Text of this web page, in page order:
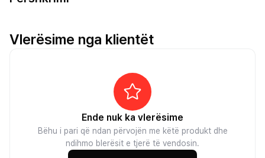
Vlerësime nga klientët
Ende nuk ka vlerësime
Bëhu i pari që ndan përvojën me këtë produkt dhe
ndihmo blerësit e tjerë të vendosin.